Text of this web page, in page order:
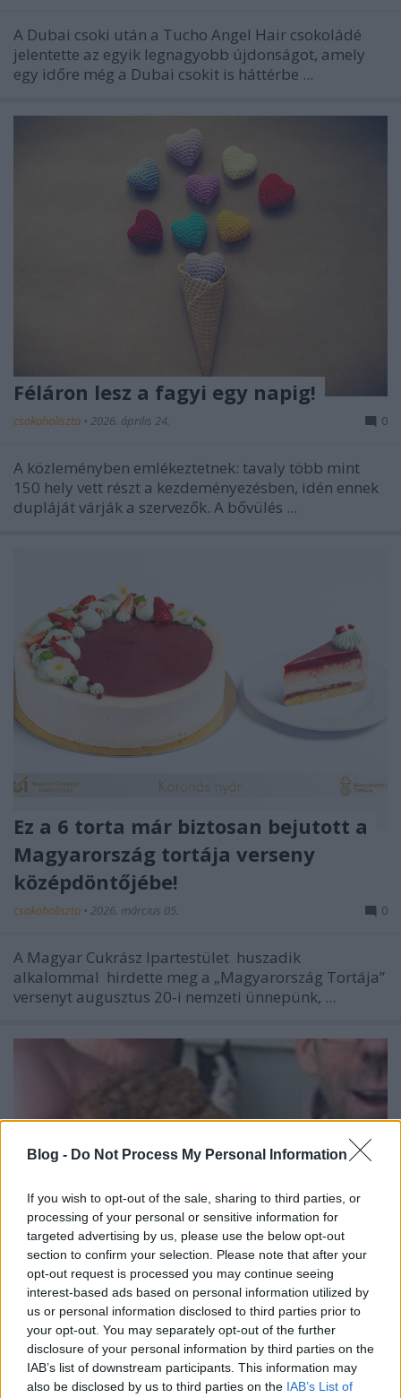
Blog - Do Not Process My Personal Information
If you wish to opt-out of the sale, sharing to third parties, or
processing of your personal or sensitive information for
targeted advertising by us, please use the below opt-out
section to confirm your selection. Please note that after your
opt-out request is processed you may continue seeing
interest-based ads based on personal information utilized by
us or personal information disclosed to third parties prior to
your opt-out. You may separately opt-out of the further
disclosure of your personal information by third parties on the
IAB’s list of downstream participants. This information may
also be disclosed by us to third parties on the IAB’s List of
A Dubai csoki után a Tucho Angel Hair csokoládé
jelentette az egyik legnagyobb újdonságot, amely
egy időre még a Dubai csokit is háttérbe ...
Féláron lesz a fagyi egy napig!
csokoholiszta • 2026. április 24. 0
A közleményben emlékeztetnek: tavaly több mint
150 hely vett részt a kezdeményezésben, idén ennek
dupláját várják a szervezők. A bővülés ...
Ez a 6 torta már biztosan bejutott a
Magyarország tortája verseny
középdöntőjébe!
csokoholiszta • 2026. március 05. 0
A Magyar Cukrász Ipartestület huszadik
alkalommal hirdette meg a „Magyarország Tortája”
versenyt augusztus 20-i nemzeti ünnepünk, ...
Rántott csirkecombnak kinéző csoki
lesz 2026 Dubai csokija!
csokoholiszta• 2026. március 02.